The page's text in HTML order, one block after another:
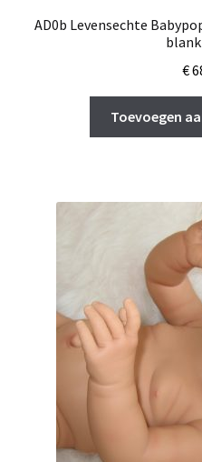
AD0b Levensechte
€
Toevoegen